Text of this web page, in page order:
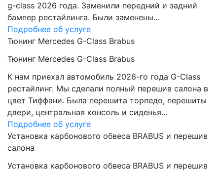
g-class 2026 года. Заменили передний и задний
бампер рестайлинга. Были заменены…
Подробнее об услуге
Тюнинг Mercedes G-Class Brabus
Тюнинг Mercedes G-Class Brabus
К нам приехал автомобиль 2026-го года G-Class
рестайлинг. Мы сделали полный перешив салона в
цвет Тиффани. Была перешита торпедо, перешиты
двери, центральная консоль и сиденья…
Подробнее об услуге
Установка карбонового обвеса BRABUS и перешив
салона
Установка карбонового обвеса BRABUS и перешив